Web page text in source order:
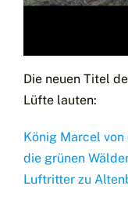
Die neuen Titel
Lüfte lauten:
König Marcel
die grünen
Luftritter zu